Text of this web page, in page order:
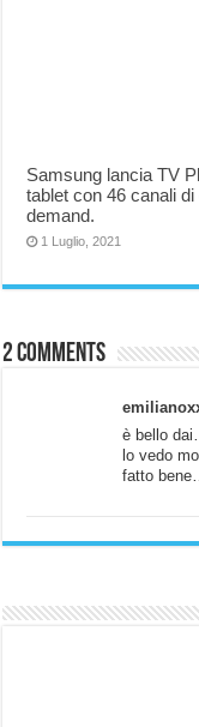
Samsung lancia TV
tablet con 46 canali
demand.
1 Luglio, 2021
2 comments
è bello
lo vedo
fatto